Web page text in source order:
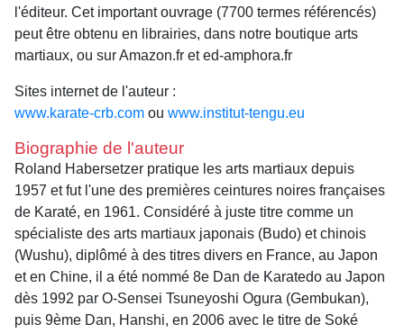
l'éditeur. Cet important ouvrage (7700 termes référencés)
peut être obtenu en librairies, dans notre boutique arts
martiaux, ou sur Amazon.fr et ed-amphora.fr
Sites internet de l'auteur :
www.karate-crb.com ou www.institut-tengu.eu
Biographie de l'auteur
Roland Habersetzer pratique les arts martiaux depuis
1957 et fut l'une des premières ceintures noires françaises
de Karaté, en 1961. Considéré à juste titre comme un
spécialiste des arts martiaux japonais (Budo) et chinois
(Wushu), diplômé à des titres divers en France, au Japon
et en Chine, il a été nommé 8e Dan de Karatedo au Japon
dès 1992 par O-Sensei Tsuneyoshi Ogura (Gembukan),
puis 9ème Dan, Hanshi, en 2006 avec le titre de Soké